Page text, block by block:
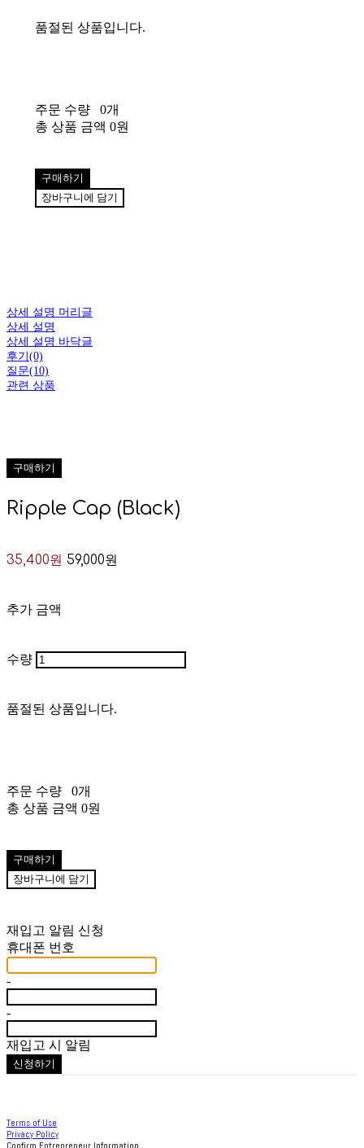
품절된 상품입니다.
주문 수량
0개
총 상품 금액 0원
구매하기
장바구니에 담기
상세 설명 머리글
상세 설명
상세 설명 바닥글
후기(0)
질문(10)
관련 상품
구매하기
Ripple Cap (Black)
35,400원 59,000원
추가 금액
수량
품절된 상품입니다.
주문 수량
0개
총 상품 금액 0원
구매하기
장바구니에 담기
재입고 알림 신청
휴대폰 번호
-
-
재입고 시 알림
신청하기
Terms of Use
Privacy Policy
Confirm Entrepreneur Information